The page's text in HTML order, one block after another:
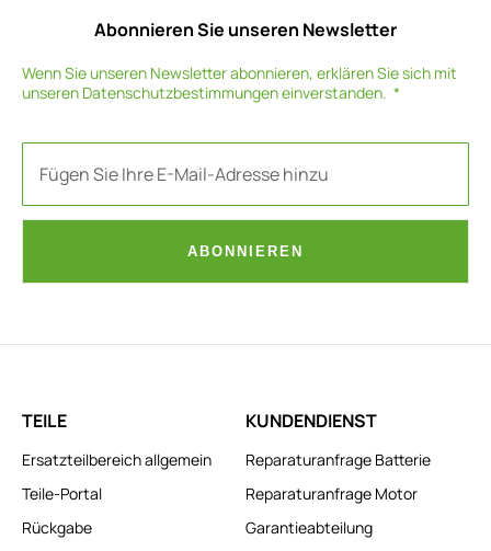
Abonnieren Sie unseren Newsletter
Wenn Sie unseren Newsletter abonnieren, erklären Sie sich mit
unseren Datenschutzbestimmungeneinverstanden.
ABONNIEREN
TEILE
Ersatzteilbereich allgemein
Teile-Portal
Rückgabe
KUNDENDIENST
Reparaturanfrage Batterie
Reparaturanfrage Motor
Garantieabteilung